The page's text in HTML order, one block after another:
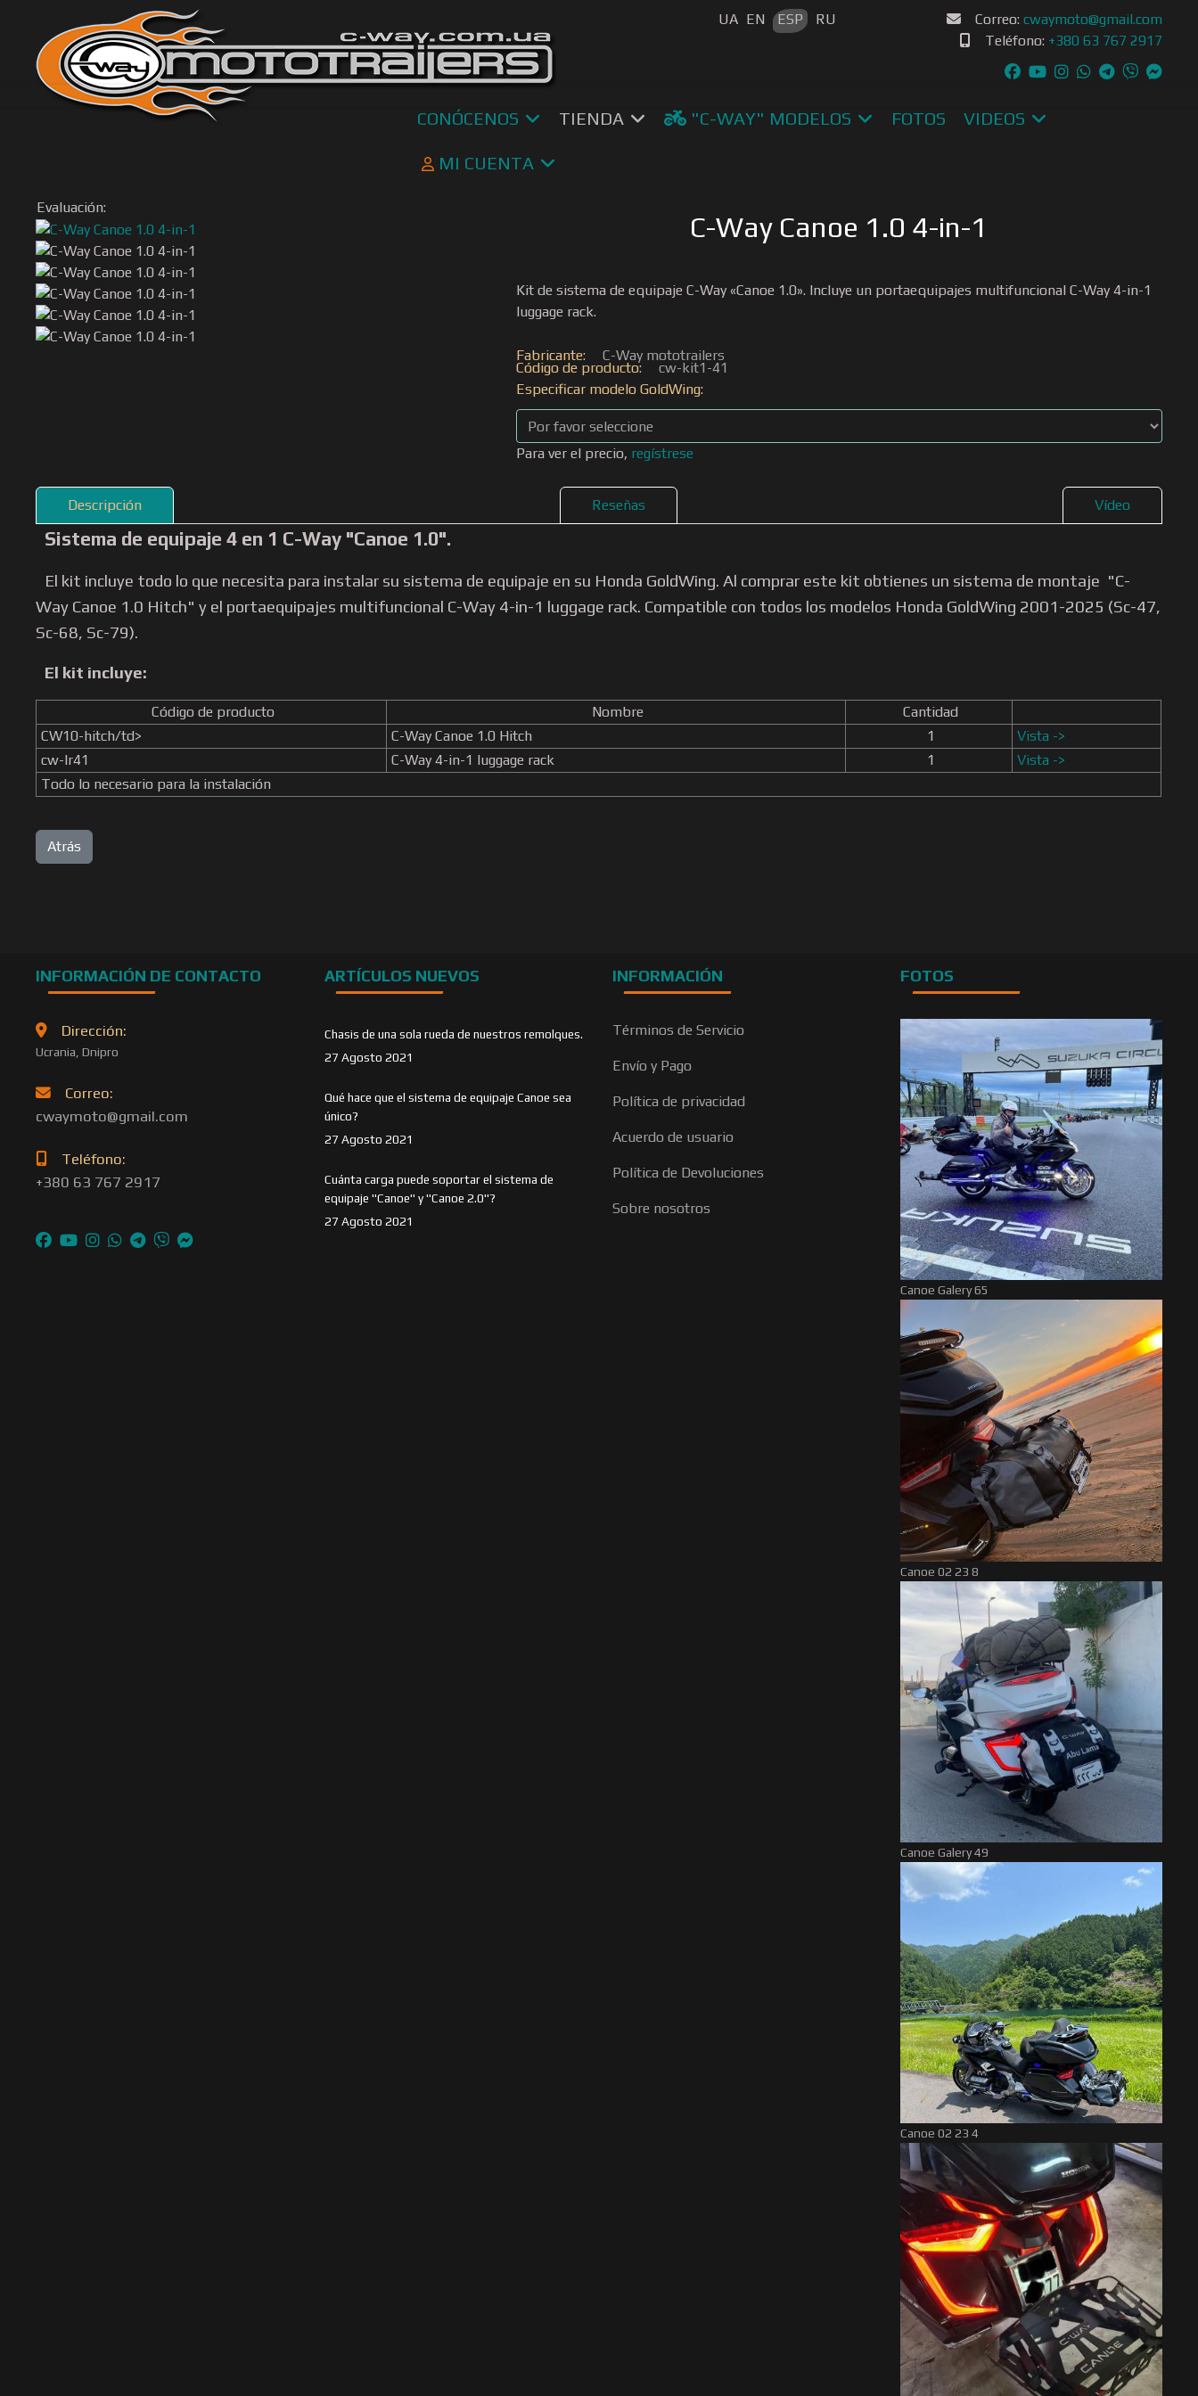
Correo: cwaymoto@gmail.com
Teléfono: +380 63 767 2917
Seleccione su idioma
UA EN ESP RU
CONÓCENOS TIENDA "C-WAY" MODELOS FOTOS VIDEOS
MI CUENTA
Evaluación:
C-Way Canoe 1.0 4-in-1
Kit de sistema de equipaje C-Way «Canoe 1.0». Incluye un portaequipajes multifuncional C-Way 4-in-1
luggage rack.
Fabricante: C-Way mototrailers
Código de producto:
cw-kit1-41
Especificar modelo GoldWing:
Para ver el precio, regístrese
Descripción Reseñas Vídeo
Sistema de equipaje 4 en 1 C-Way "Canoe 1.0".
El kit incluye todo lo que necesita para instalar su sistema de equipaje en su Honda GoldWing. Al comprar este kit obtienes un sistema de montaje "C-
Way Canoe 1.0 Hitch" y el portaequipajes multifuncional C-Way 4-in-1 luggage rack. Compatible con todos los modelos Honda GoldWing 2001-2025 (Sc-47,
Sc-68, Sc-79).
El kit incluye:
Código de producto Nombre
Cantidad
CW10-hitch/td>
C-Way Canoe 1.0 Hitch 1
Vista ->
cw-lr41
C-Way 4-in-1 luggage rack 1
Vista ->
Todo lo necesario para la instalación
INFORMACIÓN DE CONTACTO
Dirección:
Ucrania, Dnipro
Correo:
cwaymoto@gmail.com
Teléfono:
+380 63 767 2917
ARTÍCULOS NUEVOS
Chasis de una sola rueda de nuestros remolques.
27 Agosto 2021
Qué hace que el sistema de equipaje Canoe sea
único?
27 Agosto 2021
Cuánta carga puede soportar el sistema de
equipaje "Canoe" y "Canoe 2.0"?
27 Agosto 2021
INFORMACIÓN
Términos de Servicio
Envío y Pago
Política de privacidad
Acuerdo de usuario
Política de Devoluciones
Sobre nosotros
FOTOS
Canoe Galery 65
Canoe 02 23 8
Canoe Galery 49
Canoe 02 23 4